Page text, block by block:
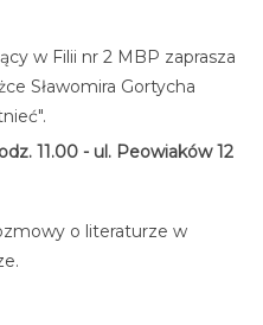
w Filii nr 2 MBP zaprasza
Sławomira Gortycha
11.00 - ul. Peowiaków 12
o literaturze w